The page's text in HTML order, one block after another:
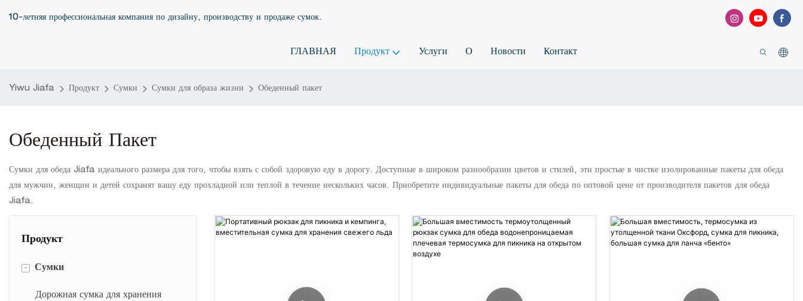
10-летняя профессиональная компания по дизайну, производству и продаже сумок.
ГЛАВНАЯ Продукт Услуги О Новости Контакт
Yiwu Jiafa Продукт Сумки Сумки для образа жизни Обеденный пакет
Обеденный Пакет
Сумки для обеда Jiafa идеального размера для того, чтобы взять с собой здоровую еду в дорогу. Доступные в широком разнообразии цветов и стилей, эти простые в чистке изолированные пакеты для обеда
для мужчин, женщин и детей сохранят вашу еду прохладной или теплой в течение нескольких часов. Приобретите индивидуальные пакеты для обеда по оптовой цене от производителя пакетов для обеда
Jiafa.
Продукт
- Сумки
Дорожная сумка для хранения